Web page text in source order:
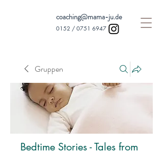
coaching@mama-ju.de
0152 / 0751 6947
Gruppen
Bedtime Stories - Tales from